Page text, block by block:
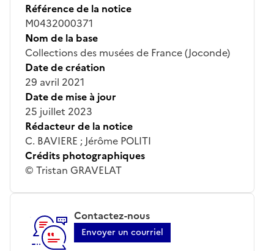
Référence de la notice
M0432000371
Nom de la base
Collections des musées de France (Joconde)
Date de création
29 avril 2021
Date de mise à jour
25 juillet 2023
Rédacteur de la notice
C. BAVIERE ; Jérôme POLITI
Crédits photographiques
© Tristan GRAVELAT
Contactez-nous
Envoyer un courriel